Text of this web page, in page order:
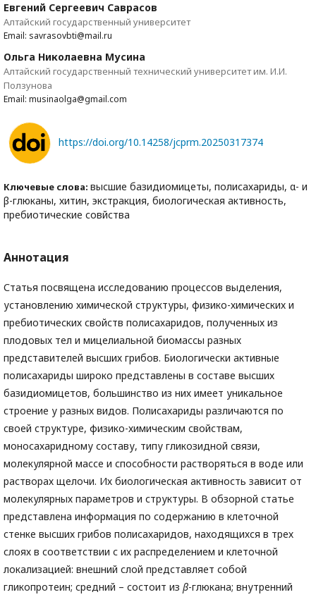
Евгений Сергеевич Саврасов
Алтайский государственный университет
Email: savrasovbti@mail.ru
Ольга Николаевна Мусина
Алтайский государственный технический университет им. И.И.
Ползунова
Email: musinaolga@gmail.com
https://doi.org/10.14258/jcprm.20250317374
Ключевые слова: высшие базидиомицеты, полисахариды, α- и
β-глюканы, хитин, экстракция, биологическая активность,
пребиотические совйства
Аннотация
Статья посвящена исследованию процессов выделения,
установлению химической структуры, физико-химических и
пребиотических свойств полисахаридов, полученных из
плодовых тел и мицелиальной биомассы разных
представителей высших грибов. Биологически активные
полисахариды широко представлены в составе высших
базидиомицетов, большинство из них имеет уникальное
строение у разных видов. Полисахариды различаются по
своей структуре, физико-химическим свойствам,
моносахаридному составу, типу гликозидной связи,
молекулярной массе и способности растворяться в воде или
растворах щелочи. Их биологическая активность зависит от
молекулярных параметров и структуры. В обзорной статье
представлена информация по содержанию в клеточной
стенке высших грибов полисахаридов, находящихся в трех
слоях в соответствии с их распределением и клеточной
локализацией: внешний слой представляет собой
гликопротеин; средний – состоит из β-глюкана; внутренний